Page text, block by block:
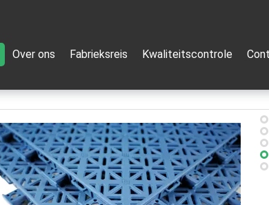
Over ons Fabrieksreis Kwaliteitscontrole